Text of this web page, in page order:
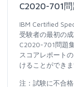
C2020-701
IBM Certified
受験者の最初の
C2020-701問題
スコアレポート
けることができま
注：試験に不合